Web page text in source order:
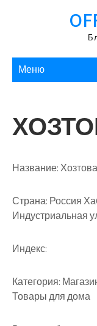
Меню
Название:
Страна: Россия
Индустриальная
Индекс:
Категория:
Товары для дома